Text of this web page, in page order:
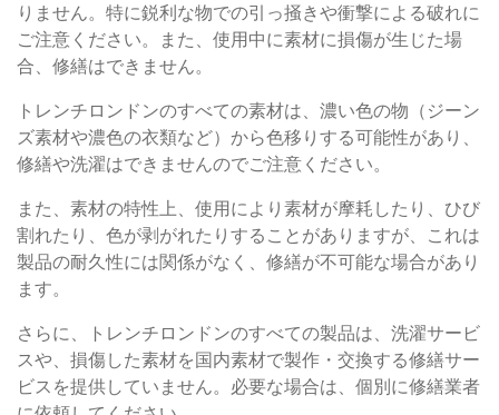
りません。特に鋭利な物での引っ掻きや衝撃による破れに
ご注意ください。また、使用中に素材に損傷が生じた場
合、修繕はできません。
トレンチロンドンのすべての素材は、濃い色の物（ジーン
ズ素材や濃色の衣類など）から色移りする可能性があり、
修繕や洗濯はできませんのでご注意ください。
また、素材の特性上、使用により素材が摩耗したり、ひび
割れたり、色が剥がれたりすることがありますが、これは
製品の耐久性には関係がなく、修繕が不可能な場合があり
ます。
さらに、トレンチロンドンのすべての製品は、洗濯サービ
スや、損傷した素材を国内素材で製作・交換する修繕サー
ビスを提供していません。必要な場合は、個別に修繕業者